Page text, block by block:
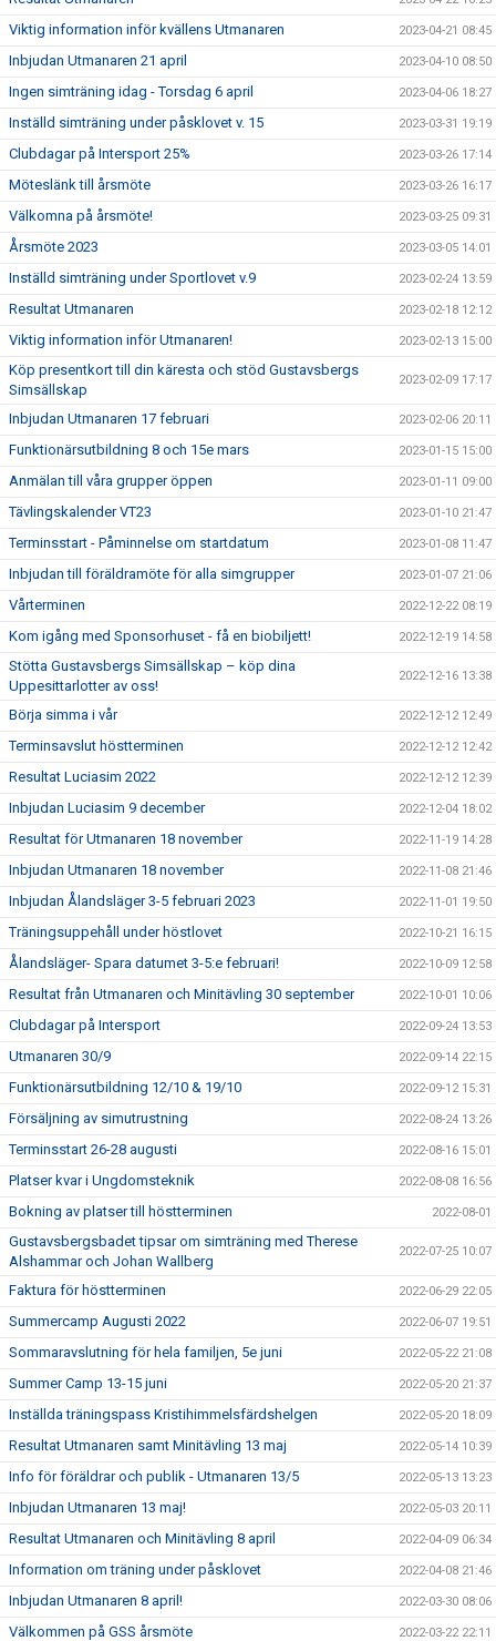
Viktig information inför kvällens Utmanaren 2023-04-21 08:45
Inbjudan Utmanaren 21 april 2023-04-10 08:50
Ingen simträning idag - Torsdag 6 april 2023-04-06 18:27
Inställd simträning under påsklovet v. 15 2023-03-31 19:19
Clubdagar på Intersport 25% 2023-03-26 17:14
Möteslänk till årsmöte 2023-03-26 16:17
Välkomna på årsmöte! 2023-03-25 09:31
Årsmöte 2023 2023-03-05 14:01
Inställd simträning under Sportlovet v.9 2023-02-24 13:59
Resultat Utmanaren 2023-02-18 12:12
Viktig information inför Utmanaren! 2023-02-13 15:00
Köp presentkort till din käresta och stöd Gustavsbergs
Simsällskap
2023-02-09 17:17
Inbjudan Utmanaren 17 februari 2023-02-06 20:11
Funktionärsutbildning 8 och 15e mars 2023-01-15 15:00
Anmälan till våra grupper öppen 2023-01-11 09:00
Tävlingskalender VT23 2023-01-10 21:47
Terminsstart - Påminnelse om startdatum 2023-01-08 11:47
Inbjudan till föräldramöte för alla simgrupper 2023-01-07 21:06
Vårterminen 2022-12-22 08:19
Kom igång med Sponsorhuset - få en biobiljett! 2022-12-19 14:58
Stötta Gustavsbergs Simsällskap – köp dina
Uppesittarlotter av oss!
2022-12-16 13:38
Börja simma i vår 2022-12-12 12:49
Terminsavslut höstterminen 2022-12-12 12:42
Resultat Luciasim 2022 2022-12-12 12:39
Inbjudan Luciasim 9 december 2022-12-04 18:02
Resultat för Utmanaren 18 november 2022-11-19 14:28
Inbjudan Utmanaren 18 november 2022-11-08 21:46
Inbjudan Ålandsläger 3-5 februari 2023 2022-11-01 19:50
Träningsuppehåll under höstlovet 2022-10-21 16:15
Ålandsläger- Spara datumet 3-5:e februari! 2022-10-09 12:58
Resultat från Utmanaren och Minitävling 30 september 2022-10-01 10:06
Clubdagar på Intersport 2022-09-24 13:53
Utmanaren 30/9 2022-09-14 22:15
Funktionärsutbildning 12/10 & 19/10 2022-09-12 15:31
Försäljning av simutrustning 2022-08-24 13:26
Terminsstart 26-28 augusti 2022-08-16 15:01
Platser kvar i Ungdomsteknik 2022-08-08 16:56
Bokning av platser till höstterminen 2022-08-01
Gustavsbergsbadet tipsar om simträning med Therese
Alshammar och Johan Wallberg
2022-07-25 10:07
Faktura för höstterminen 2022-06-29 22:05
Summercamp Augusti 2022 2022-06-07 19:51
Sommaravslutning för hela familjen, 5e juni 2022-05-22 21:08
Summer Camp 13-15 juni 2022-05-20 21:37
Inställda träningspass Kristihimmelsfärdshelgen 2022-05-20 18:09
Resultat Utmanaren samt Minitävling 13 maj 2022-05-14 10:39
Info för föräldrar och publik - Utmanaren 13/5 2022-05-13 13:23
Inbjudan Utmanaren 13 maj! 2022-05-03 20:11
Resultat Utmanaren och Minitävling 8 april 2022-04-09 06:34
Information om träning under påsklovet 2022-04-08 21:46
Inbjudan Utmanaren 8 april! 2022-03-30 08:06
Välkommen på GSS årsmöte 2022-03-22 22:11